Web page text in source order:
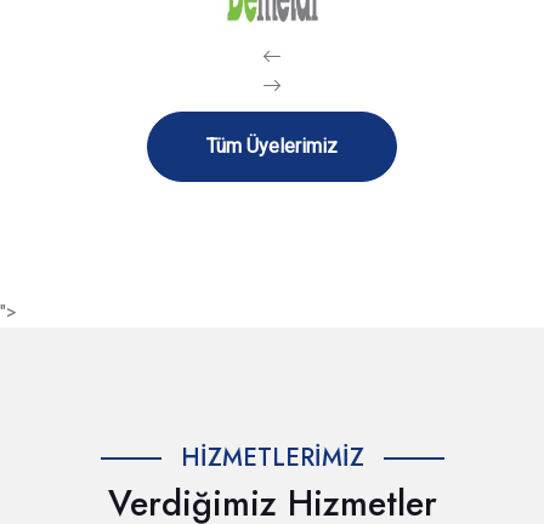
Tüm Üyelerimiz
">
HIZMETLERIMIZ
Verdiğimiz Hizmetler